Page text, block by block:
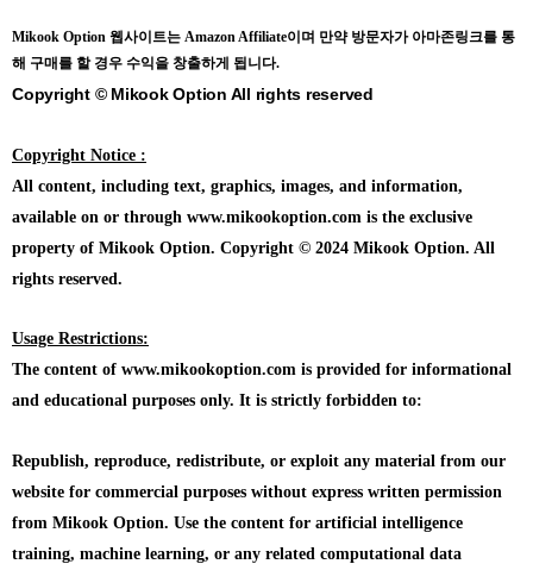
Mikook Option 웹사이트는 Amazon Affiliate이며 만약 방문자가 아마존링크를 통
해 구매를 할 경우 수익을 창출하게 됩니다.
Copyright © Mikook Option All rights reserved
Copyright Notice :
All content, including text, graphics, images, and information,
available on or through www.mikookoption.com is the exclusive
property of Mikook Option. Copyright © 2024 Mikook Option. All
rights reserved.
Usage Restrictions:
The content of www.mikookoption.com is provided for informational
and educational purposes only. It is strictly forbidden to:
Republish, reproduce, redistribute, or exploit any material from our
website for commercial purposes without express written permission
from Mikook Option. Use the content for artificial intelligence
training, machine learning, or any related computational data